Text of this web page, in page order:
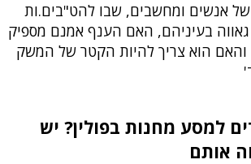
של אנשים ומחשבים, שבו להט"בים.ות
בעיניהם, האם הענף אמנם מספיק
והאם הוא צריך להיות הקטר של המשק
למסע מחנות בפולין? יש
אותם